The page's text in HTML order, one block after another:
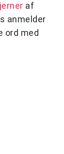
af
anmelder
ord med